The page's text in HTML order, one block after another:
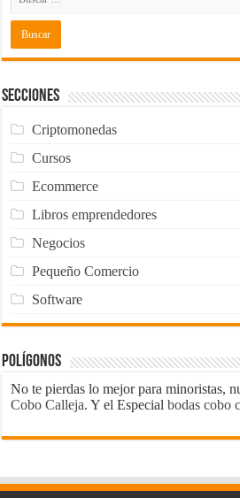
Secciones
Criptomonedas
Cursos
Ecommerce
Libros emprendedores
Negocios
Pequeño Comercio
Software
Polígonos
No te pierdas lo mejor para minoristas,
Cobo Calleja. Y el Especialbodas cobo